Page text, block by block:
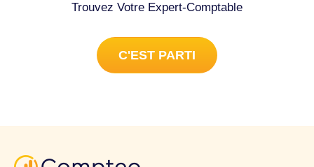
Trouvez Votre Expert-Comptable
C'EST PARTI